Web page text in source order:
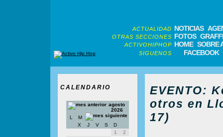
ACTUALIDAD NOTICIAS
OTRAS SECCIONES FOTOS
ACTIVOHIPHOP HOME SOBRE
SIGUENOS FACEBOOK
CALENDARIO
agosto
2026
L
M
X
J V S
D
1
2
EVENTO:
otros en
17)